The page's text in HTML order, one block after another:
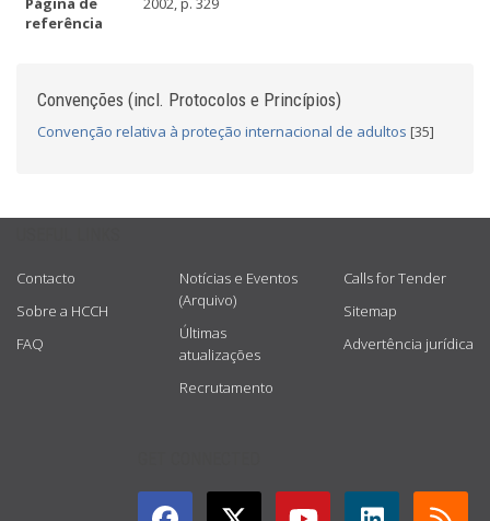
referência
Convenções (incl. Protocolos e Princípios)
Convenção relativa à proteção internacional de adultos [35]
Contacto
Sobre a HCCH
FAQ
Notícias e Eventos
(Arquivo)
Últimas
atualizações
Recrutamento
Calls for Tender
Sitemap
Advertência jurídica